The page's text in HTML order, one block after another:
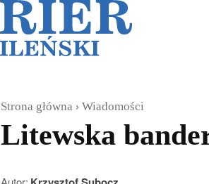
Strona główna Wiadomości
Litewska